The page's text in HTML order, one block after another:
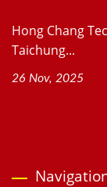
Hong Chang
Taichung...
26 Nov, 2025